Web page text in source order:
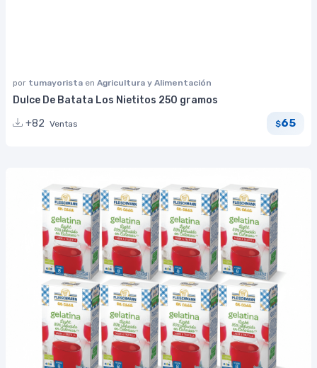
por tumayorista en Agricultura y Alimentación
Dulce De Batata Los Nietitos 250 gramos
+82 Ventas $65